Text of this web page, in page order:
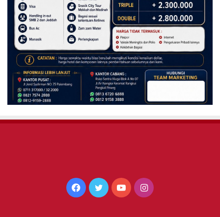
Facebook
TwitterYouTubeInstagram